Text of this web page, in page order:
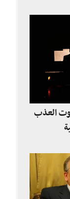
العذب